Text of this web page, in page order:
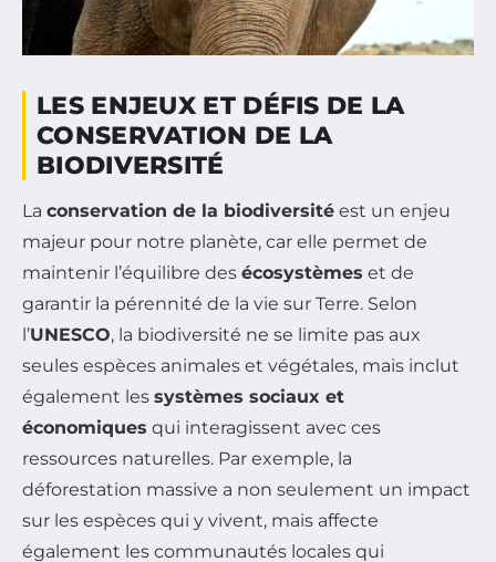
LES ENJEUX ET DÉFIS DE LA
CONSERVATION DE LA
BIODIVERSITÉ
La conservation de la biodiversité est un enjeu
majeur pour notre planète, car elle permet de
maintenir l’équilibre des écosystèmes et de
garantir la pérennité de la vie sur Terre. Selon
l’UNESCO, la biodiversité ne se limite pas aux
seules espèces animales et végétales, mais inclut
également les systèmes sociaux et
économiques qui interagissent avec ces
ressources naturelles. Par exemple, la
déforestation massive a non seulement un impact
sur les espèces qui y vivent, mais affecte
également les communautés locales qui